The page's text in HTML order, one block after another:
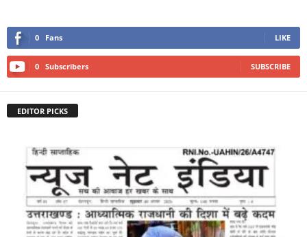
0 Fans LIKE
0 Subscribers SUBSCRIBE
EDITOR PICKS